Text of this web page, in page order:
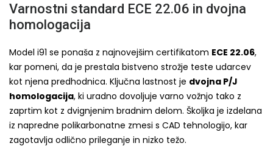
Varnostni standard ECE 22.06 in dvojna
homologacija
Model i91 se ponaša z najnovejšim certifikatom ECE 22.06,
kar pomeni, da je prestala bistveno strožje teste udarcev
kot njena predhodnica. Ključna lastnost je dvojna P/J
homologacija, ki uradno dovoljuje varno vožnjo tako z
zaprtim kot z dvignjenim bradnim delom. Školjka je izdelana
iz napredne polikarbonatne zmesi s CAD tehnologijo, kar
zagotavlja odlično prileganje in nizko težo.